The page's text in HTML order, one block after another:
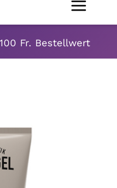
Fr. Bestellwert